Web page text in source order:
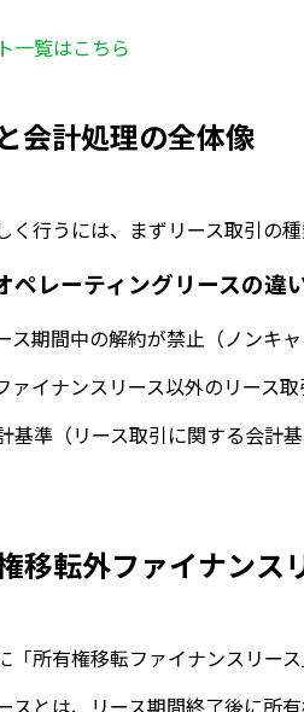
一覧はこちら
会計処理の全体像
く行うには、まずリース取引の
ペレーティングリースの違
ス期間中の解約が禁止（ノンキ
ァイナンスリース以外のリース
基準（リース取引に関する会計
移転外ファイナンス
「所有権移転ファイナンスリー
スとは、リース期間終了後に所